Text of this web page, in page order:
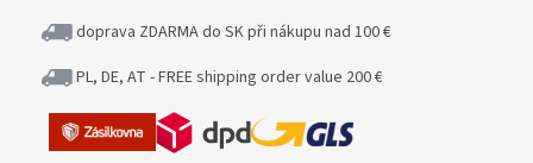
doprava ZDARMA do SK při nákupu nad 100 €
PL, DE, AT - FREE shipping order value 200 €